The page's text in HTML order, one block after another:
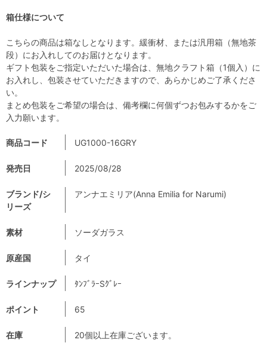
商品コード UG1000-16GRY
発売日 2025/08/28
ブランド/シ
リーズ
アンナエミリア(Anna Emilia for Narumi)
素材 ソーダガラス
原産国 タイ
ラインナップ ﾀﾝﾌﾞﾗｰSｸﾞﾚｰ
ポイント 65
在庫 20個以上在庫ございます。
箱仕様について
こちらの商品は箱なしとなります。緩衝材、または汎用箱（無地茶
段）にお入れしてのお届けとなります。
ギフト包装をご指定いただいた場合は、無地クラフト箱（1個入）に
お入れし、包装させていただきますので、あらかじめご了承くださ
い。
まとめ包装をご希望の場合は、備考欄に何個ずつお包みするかをご
入力願います。